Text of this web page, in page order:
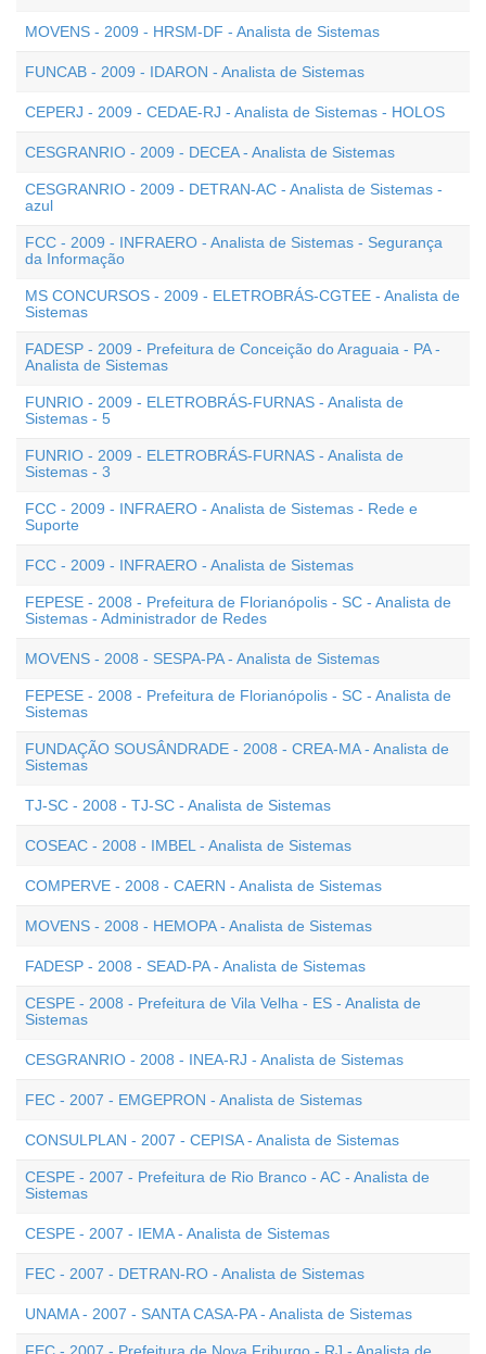
MOVENS - 2009 - HRSM-DF - Analista de Sistemas
FUNCAB - 2009 - IDARON - Analista de Sistemas
CEPERJ - 2009 - CEDAE-RJ - Analista de Sistemas - HOLOS
CESGRANRIO - 2009 - DECEA - Analista de Sistemas
CESGRANRIO - 2009 - DETRAN-AC - Analista de Sistemas -
azul
FCC - 2009 - INFRAERO - Analista de Sistemas - Segurança
da Informação
MS CONCURSOS - 2009 - ELETROBRÁS-CGTEE - Analista de
Sistemas
FADESP - 2009 - Prefeitura de Conceição do Araguaia - PA -
Analista de Sistemas
FUNRIO - 2009 - ELETROBRÁS-FURNAS - Analista de
Sistemas - 5
FUNRIO - 2009 - ELETROBRÁS-FURNAS - Analista de
Sistemas - 3
FCC - 2009 - INFRAERO - Analista de Sistemas - Rede e
Suporte
FCC - 2009 - INFRAERO - Analista de Sistemas
FEPESE - 2008 - Prefeitura de Florianópolis - SC - Analista de
Sistemas - Administrador de Redes
MOVENS - 2008 - SESPA-PA - Analista de Sistemas
FEPESE - 2008 - Prefeitura de Florianópolis - SC - Analista de
Sistemas
FUNDAÇÃO SOUSÂNDRADE - 2008 - CREA-MA - Analista de
Sistemas
TJ-SC - 2008 - TJ-SC - Analista de Sistemas
COSEAC - 2008 - IMBEL - Analista de Sistemas
COMPERVE - 2008 - CAERN - Analista de Sistemas
MOVENS - 2008 - HEMOPA - Analista de Sistemas
FADESP - 2008 - SEAD-PA - Analista de Sistemas
CESPE - 2008 - Prefeitura de Vila Velha - ES - Analista de
Sistemas
CESGRANRIO - 2008 - INEA-RJ - Analista de Sistemas
FEC - 2007 - EMGEPRON - Analista de Sistemas
CONSULPLAN - 2007 - CEPISA - Analista de Sistemas
CESPE - 2007 - Prefeitura de Rio Branco - AC - Analista de
Sistemas
CESPE - 2007 - IEMA - Analista de Sistemas
FEC - 2007 - DETRAN-RO - Analista de Sistemas
UNAMA - 2007 - SANTA CASA-PA - Analista de Sistemas